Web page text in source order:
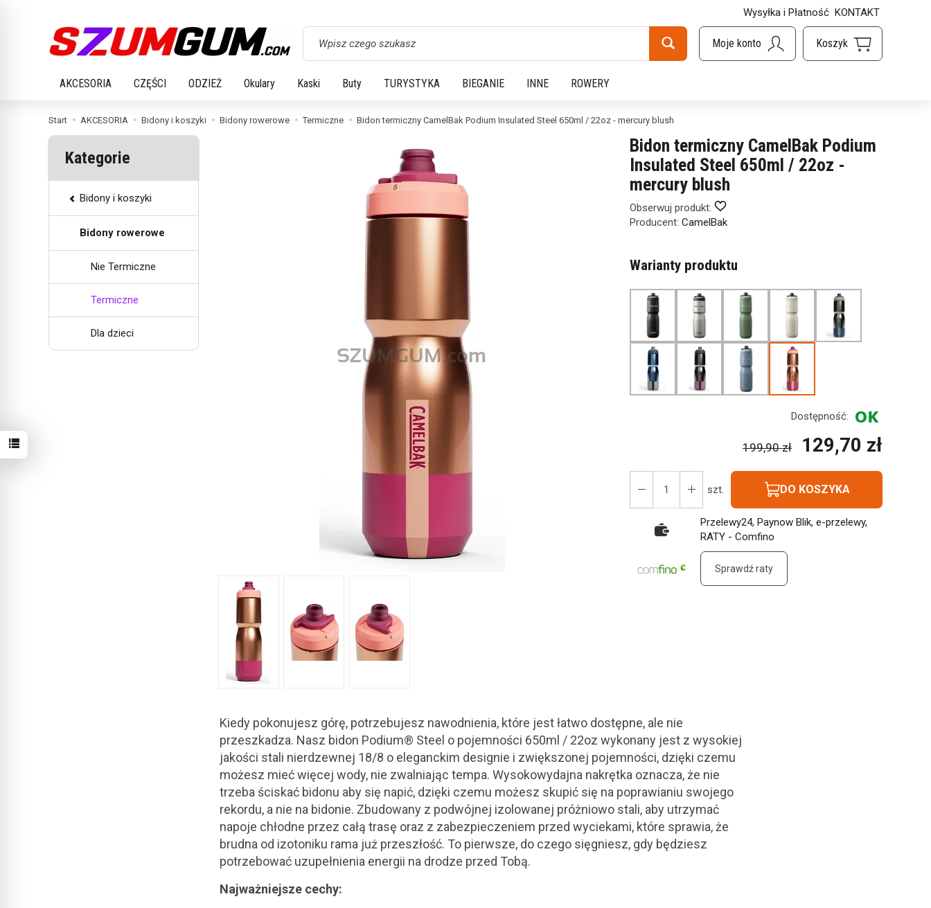
Wysyłka i Płatność KONTAKT
Wyszukaj
AKCESORIA CZĘŚCI ODZIEŻ Okulary Kaski Buty TURYSTYKA BIEGANIE INNE ROWERY
Start AKCESORIA Bidony i koszyki Bidony rowerowe Termiczne Bidon termiczny CamelBak Podium Insulated Steel 650ml / 22oz - mercury blush
Bidon termiczny CamelBak Podium
Insulated Steel 650ml / 22oz -
mercury blush
Obserwuj produkt:
Producent: CamelBak
Warianty produktu
Dostępność:
199,90 zł 129,70 zł
szt. DO KOSZYKA
Przelewy24, Paynow Blik, e-przelewy,
RATY - Comfino
Sprawdź raty
Kiedy pokonujesz górę, potrzebujesz nawodnienia, które jest łatwo dostępne, ale nie
przeszkadza. Nasz bidon Podium® Steel o pojemności 650ml / 22oz wykonany jest z wysokiej
jakości stali nierdzewnej 18/8 o eleganckim designie i zwiększonej pojemności, dzięki czemu
możesz mieć więcej wody, nie zwalniając tempa. Wysokowydajna nakrętka oznacza, że nie
trzeba ściskać bidonu aby się napić, dzięki czemu możesz skupić się na poprawianiu swojego
rekordu, a nie na bidonie. Zbudowany z podwójnej izolowanej próżniowo stali, aby utrzymać
napoje chłodne przez całą trasę oraz z zabezpieczeniem przed wyciekami, które sprawia, że
brudna od izotoniku rama już przeszłość. To pierwsze, do czego sięgniesz, gdy będziesz
potrzebować uzupełnienia energii na drodze przed Tobą.
Najważniejsze cechy:
Kategorie
Bidony i koszyki
Bidony rowerowe
Nie Termiczne
Termiczne
Dla dzieci